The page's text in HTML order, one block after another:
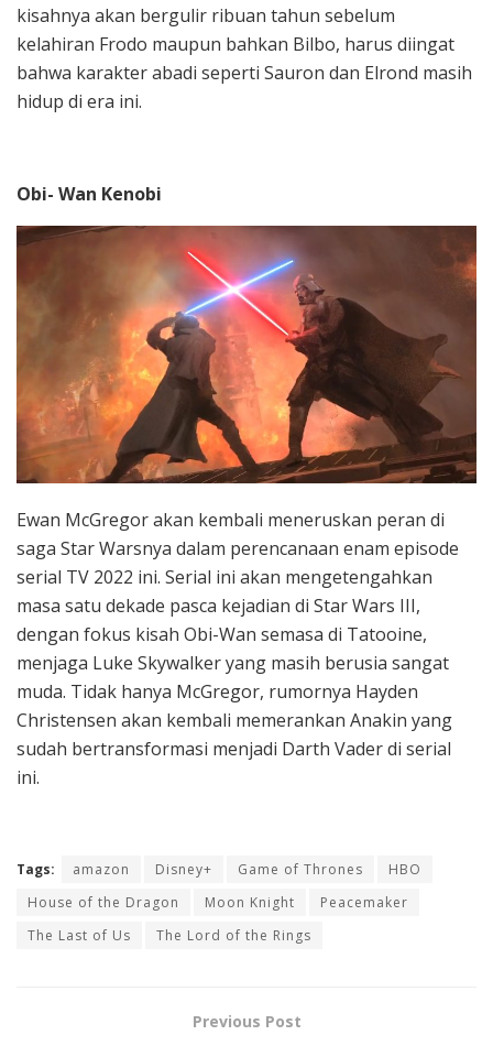
kisahnya akan bergulir ribuan tahun sebelum
kelahiran Frodo maupun bahkan Bilbo, harus diingat
bahwa karakter abadi seperti Sauron dan Elrond masih
hidup di era ini.
Obi- Wan Kenobi
Ewan McGregor akan kembali meneruskan peran di
saga Star Warsnya dalam perencanaan enam episode
serial TV 2022 ini. Serial ini akan mengetengahkan
masa satu dekade pasca kejadian di Star Wars III,
dengan fokus kisah Obi-Wan semasa di Tatooine,
menjaga Luke Skywalker yang masih berusia sangat
muda. Tidak hanya McGregor, rumornya Hayden
Christensen akan kembali memerankan Anakin yang
sudah bertransformasi menjadi Darth Vader di serial
ini.
Tags: amazon Disney+ Game of Thrones
HBO
House of the Dragon
Moon Knight
Peacemaker
The Last of Us
The Lord of the Rings
Previous Post